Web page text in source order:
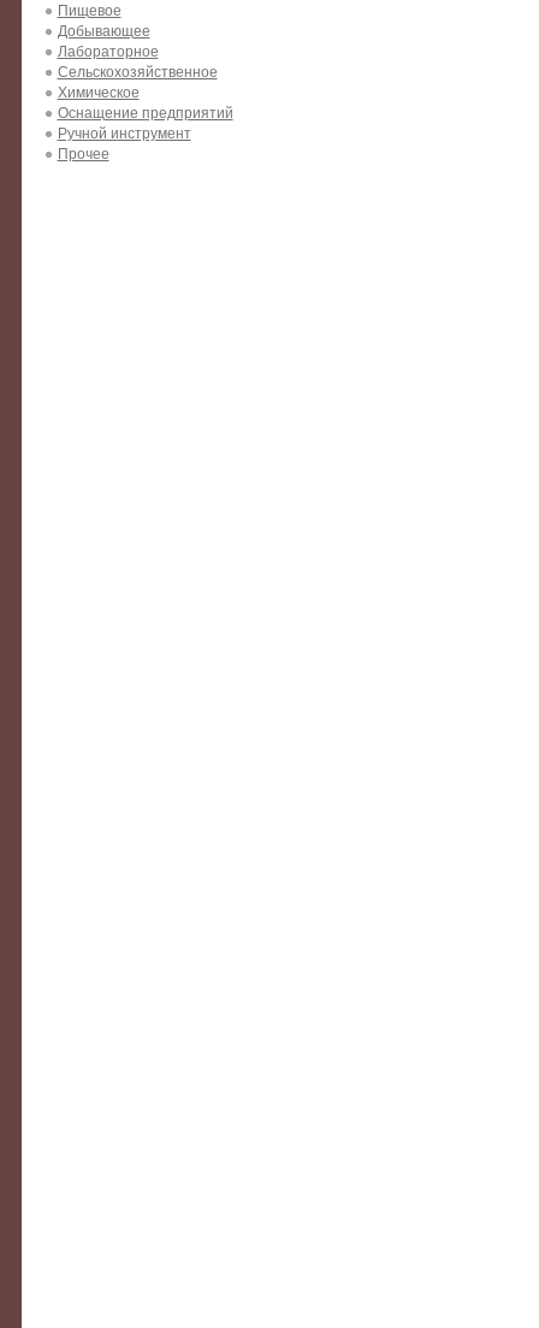
Пищевое
Добывающее
Лабораторное
Сельскохозяйственное
Химическое
Оснащение предприятий
Ручной инструмент
Прочее